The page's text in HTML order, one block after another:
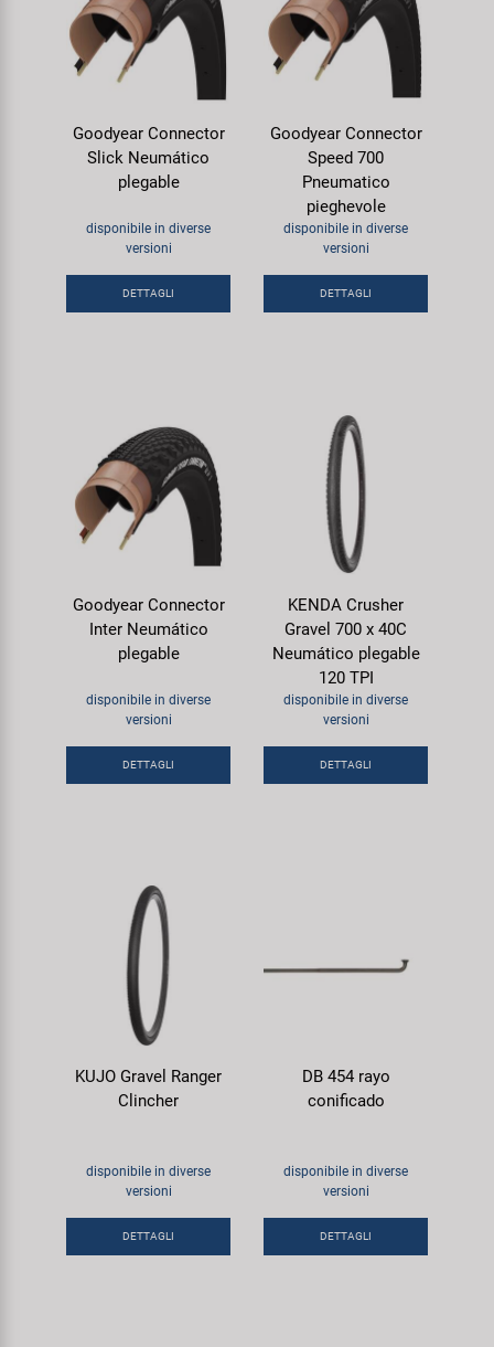
Goodyear Connector
Slick Neumático
plegable
disponibile in diverse
versioni
DETTAGLI
Goodyear Connector
Speed 700
Pneumatico
pieghevole
disponibile in diverse
versioni
DETTAGLI
Goodyear Connector
Inter Neumático
plegable
disponibile in diverse
versioni
DETTAGLI
KENDA Crusher
Gravel 700 x 40C
Neumático plegable
120 TPI
disponibile in diverse
versioni
DETTAGLI
KUJO Gravel Ranger
Clincher
disponibile in diverse
versioni
DETTAGLI
DB 454 rayo
conificado
disponibile in diverse
versioni
DETTAGLI